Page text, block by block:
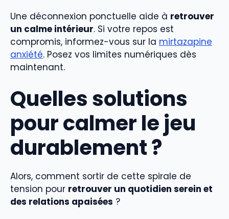
Une déconnexion ponctuelle aide à retrouver
un calme intérieur. Si votre repos est
compromis, informez-vous sur la mirtazapine
anxiété. Posez vos limites numériques dès
maintenant.
Quelles solutions
pour calmer le jeu
durablement ?
Alors, comment sortir de cette spirale de
tension pour retrouver un quotidien serein et
des relations apaisées ?